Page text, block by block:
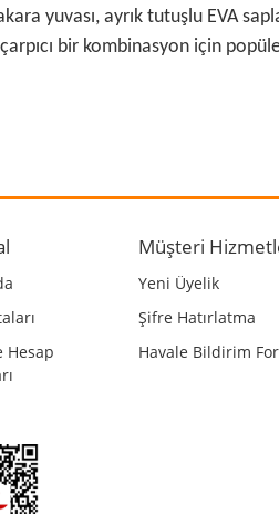
yuvası, ayrık tutuşlu EVA
bir kombinasyon için
resmi kalitesiz, bozuk veya
bilgilerinde hatalar bulunuyor.
fiyatı diğer sitelerden daha pahalı.
ürüne benzer farklı alternatifler olmalı.
Hesap
Müşteri
Yeni Üyelik
Şifre Hatırlatma
Havale Bildirim